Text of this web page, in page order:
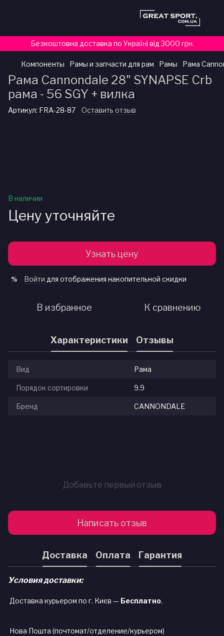
Безкоштовна доставка по Україні від 3000 грн.
Компоненты Рамы и запчасти для рам Рамы Рама
Рама Cannondale 28" SYNAPSE Crb
рама - 56 SGY + вилка
Артикул: FRA-28-87 Оставить отзыв
В наличии
Цену уточняйте
Узнать цену
% Войти для отображения накопительной скидки
В избранное К сравнению
Характеристики Отзывы
Вид Рама
Порядок сортировки 9.9
Бренд CANNONDALE
Добавьте первый отзыв
Написать отзыв
Доставка Оплата Гарантия
Условия доставки:
Доставка курьером по г. Києв — Бесплатно.
Нова Пошта (почтомат/отделение/курьером)